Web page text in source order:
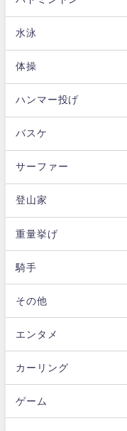
水泳
体操
ハンマー投げ
バスケ
サーファー
登山家
重量挙げ
騎手
その他
エンタメ
カーリング
ゲーム